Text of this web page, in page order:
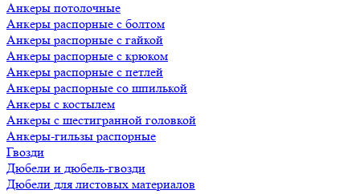
Анкеры потолочные
Анкеры распорные с болтом
Анкеры распорные с гайкой
Анкеры распорные с крюком
Анкеры распорные с петлей
Анкеры распорные со шпилькой
Анкеры с костылем
Анкеры с шестигранной головкой
Анкеры-гильзы распорные
Гвозди
Дюбели и дюбель-гвозди
Дюбели для листовых материалов